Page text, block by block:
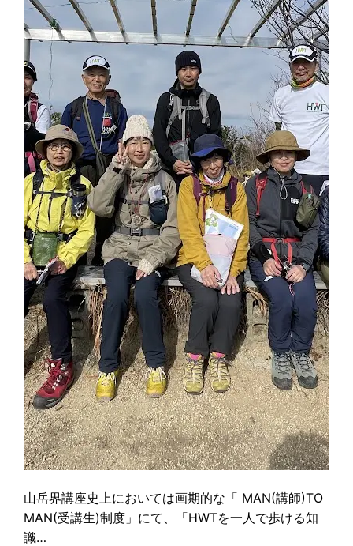
山岳界講座史上においては画期的な「 MAN(講師)TO
MAN(受講生)制度」にて、「HWTを一人で歩ける知
識…